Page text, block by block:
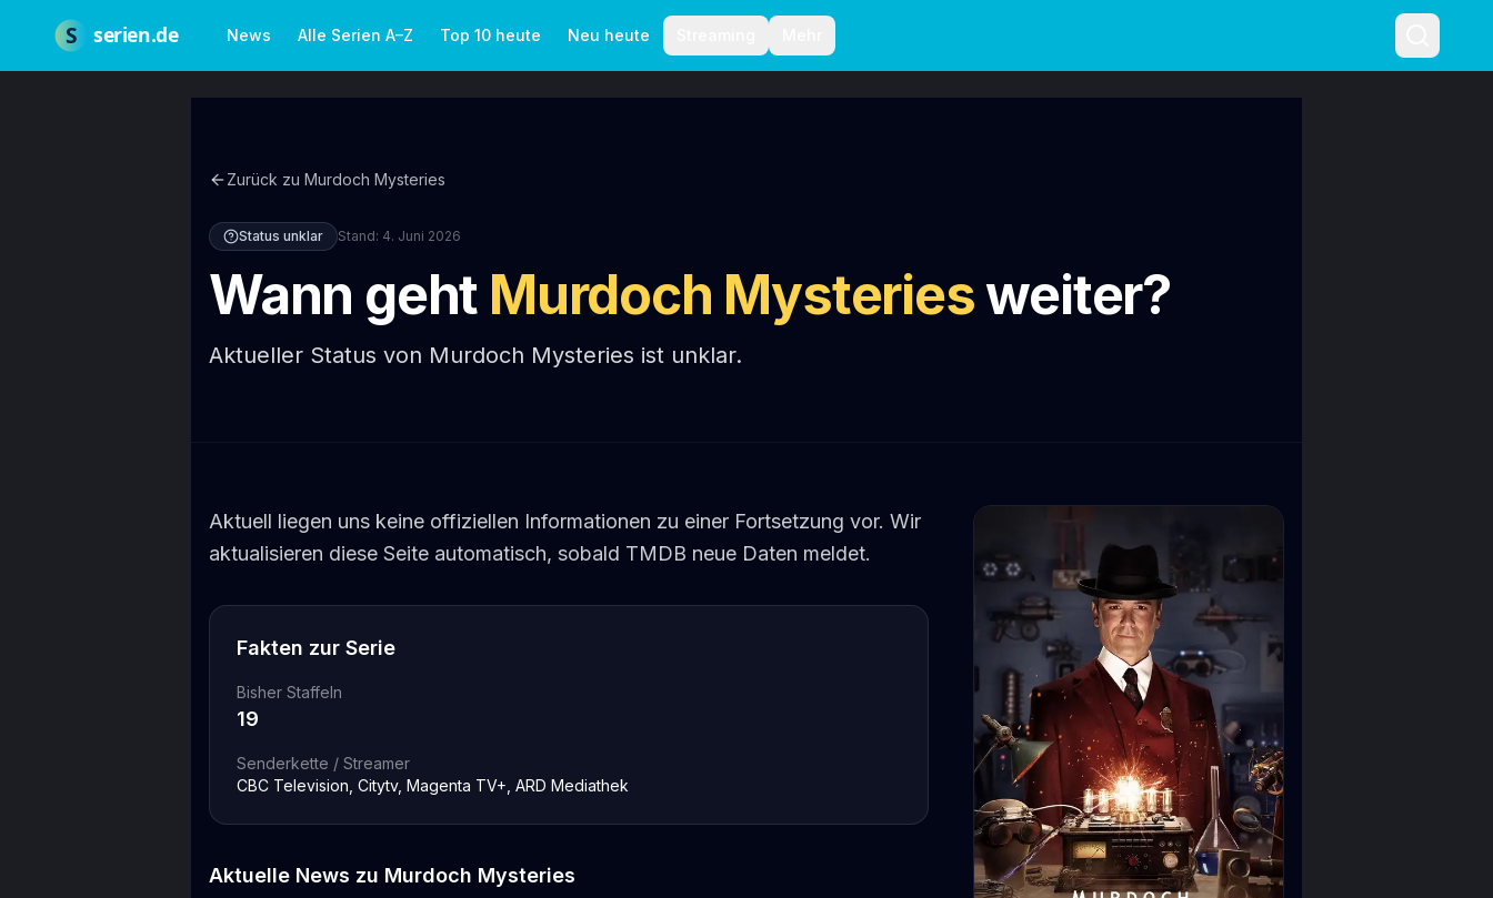
S serien.de News Alle Serien A–Z Top 10 heute Neu heute
Zurück zu Murdoch Mysteries
Status unklar Stand: 4. Juni 2026
Wann geht Murdoch Mysteriesweiter?
Aktueller Status von Murdoch Mysteries ist unklar.
Aktuell liegen uns keine offiziellen Informationen zu einer Fortsetzung vor. Wir
aktualisieren diese Seite automatisch, sobald TMDB neue Daten meldet.
Fakten zur Serie
Bisher Staffeln
19
Senderkette / Streamer
CBC Television, Citytv, Magenta TV+, ARD Mediathek
Aktuelle News zu Murdoch Mysteries
Redaktionelle RichtlinienAutoren